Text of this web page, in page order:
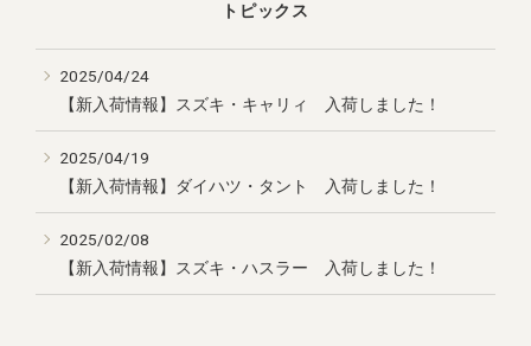
トピックス
2025/04/24
【新入荷情報】スズキ・キャリィ 入荷しました！
2025/04/19
【新入荷情報】ダイハツ・タント 入荷しました！
2025/02/08
【新入荷情報】スズキ・ハスラー 入荷しました！